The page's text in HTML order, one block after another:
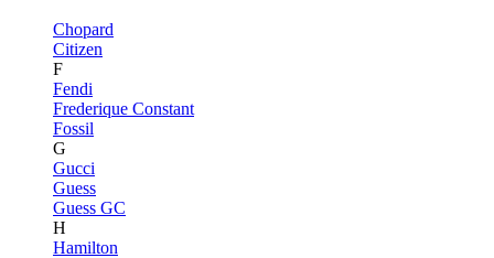
Chopard
Citizen
F
Fendi
Frederique Constant
Fossil
G
Gucci
Guess
Guess GC
H
Hamilton